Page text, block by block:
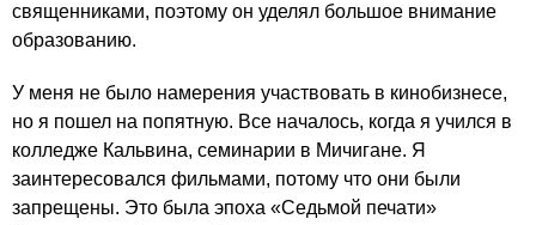
священниками, поэтому он уделял большое внимание
образованию.
У меня не было намерения участвовать в кинобизнесе,
но я пошел на попятную. Все началось, когда я учился в
колледже Кальвина, семинарии в Мичигане. Я
заинтересовался фильмами, потому что они были
запрещены. Это была эпоха «Седьмой печати»